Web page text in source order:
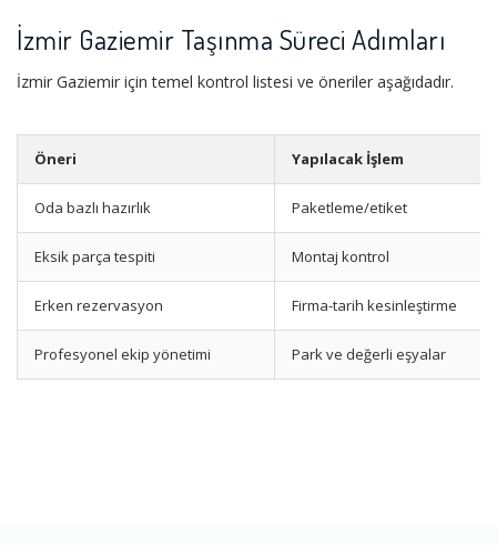
İzmir Gaziemir Taşınma Süreci Adımları
İzmir Gaziemir için temel kontrol listesi ve öneriler aşağıdadır.
Öneri Yapılacak İşlem
Oda bazlı hazırlık Paketleme/etiket
Eksik parça tespiti Montaj kontrol
Erken rezervasyon Firma-tarih kesinleştirme
Profesyonel ekip yönetimi Park ve değerli eşyalar